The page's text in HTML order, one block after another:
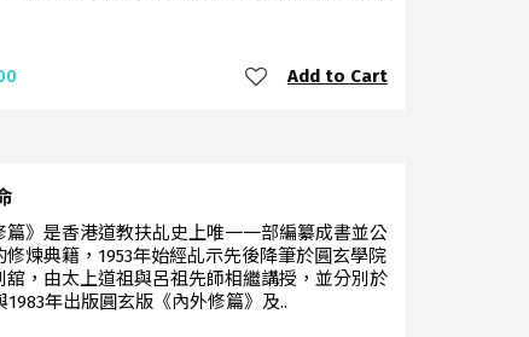
Add to Cart
篇》是香港道教扶乩史上唯一一部編纂成書並公
修煉典籍，1953年始經乩示先後降筆於圓玄學院
舘，由太上道祖與呂祖先師相繼講授，並分別於
1983年出版圓玄版《內外修篇》及..